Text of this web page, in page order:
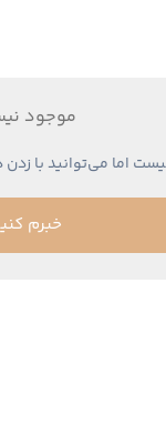
موجود
اما می‌توانید با
خبرم